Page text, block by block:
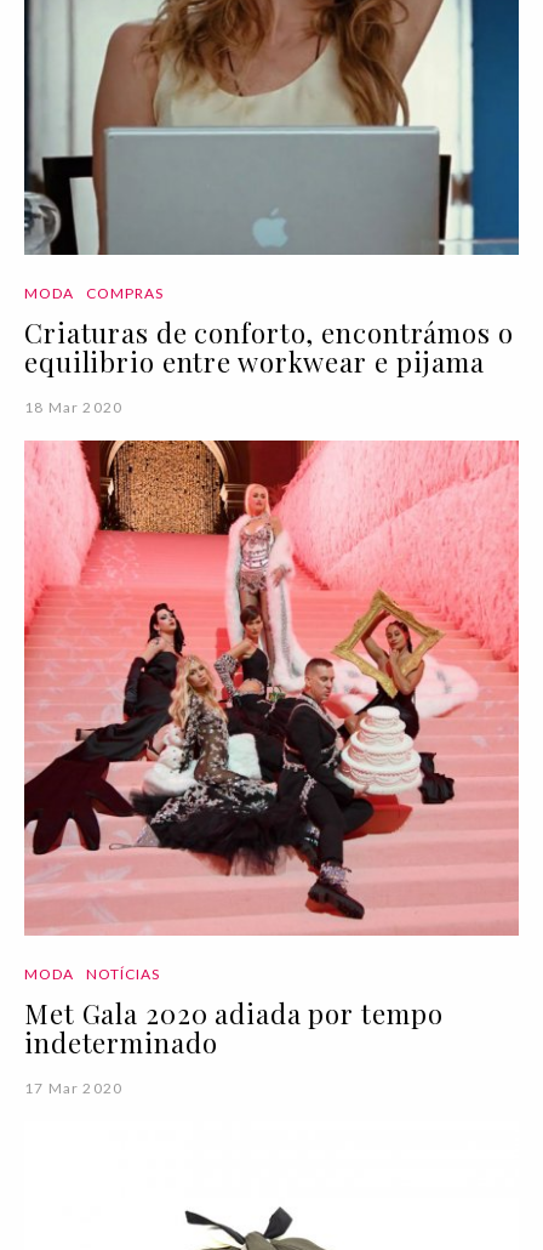
MODA COMPRAS
Criaturas de conforto, encontrámos o
equilibrio entre workwear e pijama
18 Mar 2020
MODA NOTÍCIAS
Met Gala 2020 adiada por tempo
indeterminado
17 Mar 2020